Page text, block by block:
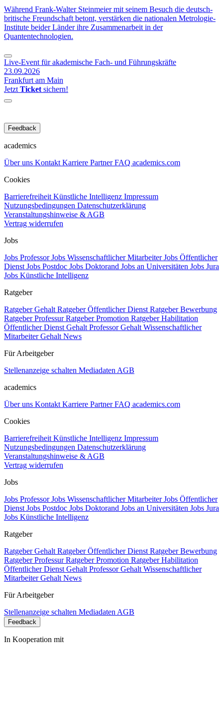
Während Frank-Walter Steinmeier mit seinem Besuch die deutsch-
britische Freundschaft betont, verstärken die nationalen Metrologie-
Institute beider Länder ihre Zusammenarbeit in der
Quantentechnologien.
Live-Event für akademische Fach- und Führungskräfte
23.09.2026
Frankfurt am Main
Jetzt Ticket sichern!
Feedback
academics
Über uns Kontakt Karriere PartnerFAQ academics.com
Cookies
Barrierefreiheit Künstliche Intelligenz Impressum
Nutzungsbedingungen Datenschutzerklärung
Veranstaltungshinweise & AGB
Vertrag widerrufen
Jobs
Jobs ProfessorJobs Wissenschaftlicher MitarbeiterJobs Öffentlicher
Dienst Jobs Postdoc Jobs Doktorand Jobs an Universitäten Jobs Jura
Jobs Künstliche Intelligenz
Ratgeber
Ratgeber Gehalt Ratgeber Öffentlicher Dienst Ratgeber Bewerbung
Ratgeber ProfessurRatgeber Promotion Ratgeber Habilitation
Öffentlicher Dienst Gehalt Professor Gehalt Wissenschaftlicher
Mitarbeiter Gehalt News
Für Arbeitgeber
Stellenanzeige schalten Mediadaten AGB
academics
Über uns Kontakt Karriere PartnerFAQ academics.com
Cookies
Barrierefreiheit Künstliche Intelligenz Impressum
Nutzungsbedingungen Datenschutzerklärung
Veranstaltungshinweise & AGB
Vertrag widerrufen
Jobs
Jobs ProfessorJobs Wissenschaftlicher MitarbeiterJobs Öffentlicher
Dienst Jobs Postdoc Jobs Doktorand Jobs an Universitäten Jobs Jura
Jobs Künstliche Intelligenz
Ratgeber
Ratgeber Gehalt Ratgeber Öffentlicher Dienst Ratgeber Bewerbung
Ratgeber ProfessurRatgeber Promotion Ratgeber Habilitation
Öffentlicher Dienst Gehalt Professor Gehalt Wissenschaftlicher
Mitarbeiter Gehalt News
Für Arbeitgeber
Stellenanzeige schalten Mediadaten AGB
Feedback
In Kooperation mit